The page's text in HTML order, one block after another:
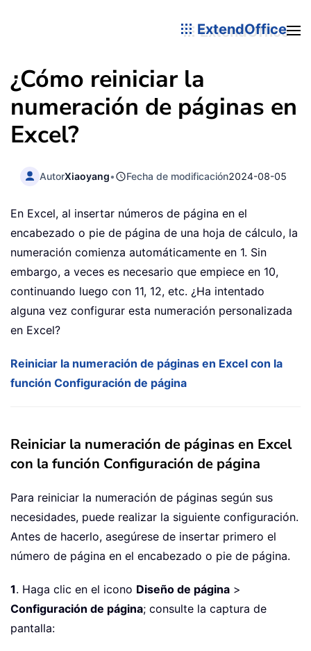
ExtendOffice
¿Cómo reiniciar la
numeración de páginas en
Excel?
AutorXiaoyang• Fecha de modificación2024-08-05
En Excel, al insertar números de página en el
encabezado o pie de página de una hoja de cálculo, la
numeración comienza automáticamente en 1. Sin
embargo, a veces es necesario que empiece en 10,
continuando luego con 11, 12, etc. ¿Ha intentado
alguna vez configurar esta numeración personalizada
en Excel?
Reiniciar la numeración de páginas en Excel con la
función Configuración de página
Reiniciar la numeración de páginas en Excel
con la función Configuración de página
Para reiniciar la numeración de páginas según sus
necesidades, puede realizar la siguiente configuración.
Antes de hacerlo, asegúrese de insertar primero el
número de página en el encabezado o pie de página.
1. Haga clic en el icono Diseño de página >
Configuración de página; consulte la captura de
pantalla: